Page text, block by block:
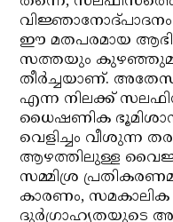
ഈ മതപരമായ
സത്തയും
തീര്‍ച്ചയാണ്.
എന്ന നിലക്ക്
ധൈഷണിക
വെളിച്ചം വീശുന്ന
ആഴത്തിലുള്ള
സമ്മിശ്ര
കാരണം,
ദുര്‍ഗ്രാഹ്യതയുടെ